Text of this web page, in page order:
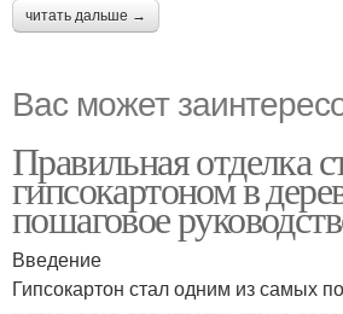
читать дальше →
Вас может
Правильная отделка
гипсокартоном в
пошаговое
Введение
Гипсокартон стал одним из самых